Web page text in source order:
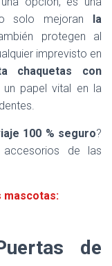
solo mejoran la
protegen al
imprevisto en
chaquetas con
papel vital en la
100 % seguro?
de las
mascotas:
de